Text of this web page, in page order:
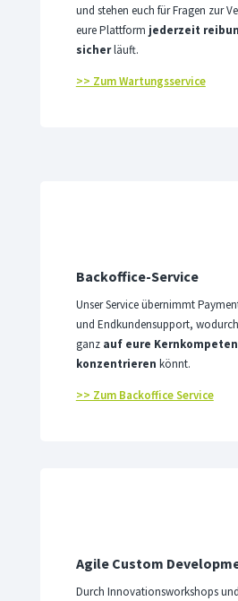
und stehen euch für Fragen zur
eure Plattform jederzeit
sicherläuft.
>> Zum Wartungsservice
Backoffice-Service
Unser Service übernimmt
und Endkundensupport,
ganz auf eure
konzentrieren könnt.
>> Zum Backoffice Service
Agile Custom
Durch Innovationsworkshops